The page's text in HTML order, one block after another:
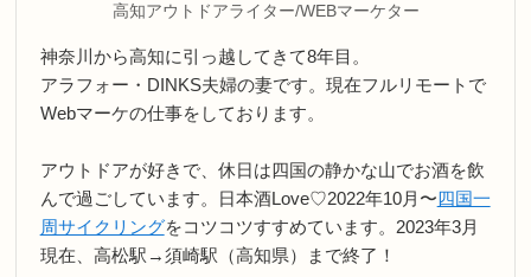
高知アウトドアライター/WEBマーケター
神奈川から高知に引っ越してきて8年目。
アラフォー・DINKS夫婦の妻です。現在フルリモートで
Webマーケの仕事をしております。
アウトドアが好きで、休日は四国の静かな山でお酒を飲
んで過ごしています。日本酒Love♡2022年10月〜四国一
周サイクリングをコツコツすすめています。2023年3月
現在、高松駅→須崎駅（高知県）まで終了！